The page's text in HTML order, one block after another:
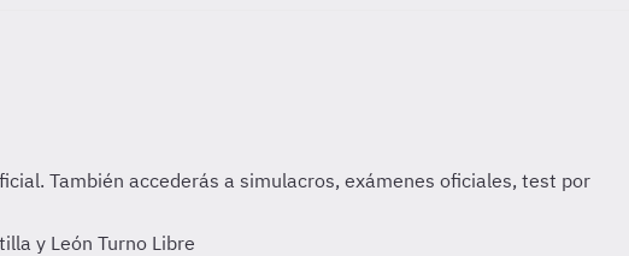
y León Turno Libre